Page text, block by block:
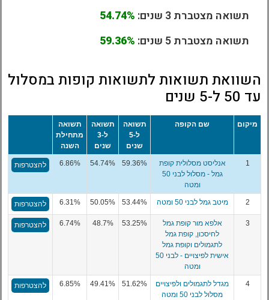
תשואה מצטברת 3 שנים:
54.74%
תשואה מצטברת 5 שנים:
59.36%
השוואת תשואות לתשואות קופות במסלול
עד 50 ל-5 שנים
מיקום שם הקופה
תשואה
ל-5
שנים
תשואה
ל-3
שנים
תשואה
מתחילת
השנה
1
אנליסט מסלולית קופת
גמל - מסלול לבני 50
ומטה
59.36%
54.74%
6.86% להצטרפות
2 מיטב גמל לבני 50 ומטה 53.44%
50.05%
6.31% להצטרפות
3
אלפא מור קופת גמל
לחיסכון, קופת גמל
לתגמולים וקופת גמל
אישית לפיצויים - לבני 50
ומטה
53.25%
48.7%
6.74% להצטרפות
4
מגדל לתגמולים ולפיצויים
מסלול לבני 50 ומטה
51.62%
49.41%
6.85% להצטרפות